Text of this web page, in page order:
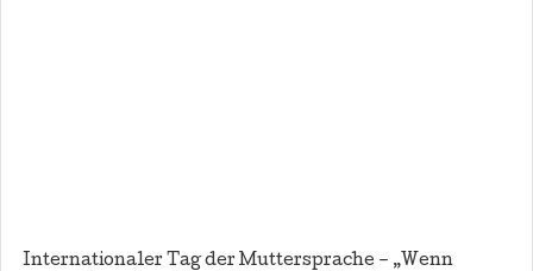
Internationaler Tag der Muttersprache – „Wenn